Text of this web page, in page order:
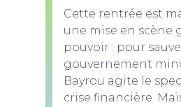
Cette rentrée est
une mise en scène
pouvoir : pour
gouvernement
Bayrou agite le
crise financière.